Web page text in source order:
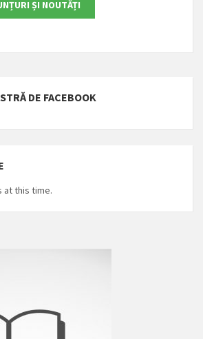
DE FACEBOOK
at this time.